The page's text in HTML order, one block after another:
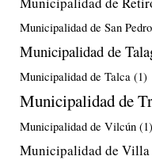
Municipalidad de San Pedro
Municipalidad de
Municipalidad de Talca (1)
Municipalidad de
Municipalidad de Vilcún (1)
Municipalidad de Villa